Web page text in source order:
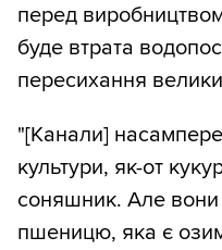
перед
буде втрата
пересихання
"[Канали]
культури, як-от
соняшник. Але
пшеницю, яка є